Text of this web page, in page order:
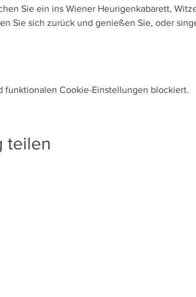
Sie ein ins Wiener Heurigenkabarett,
Sie sich zurück und genießen Sie, oder
funktionalen Cookie-Einstellungen blockiert.
teilen